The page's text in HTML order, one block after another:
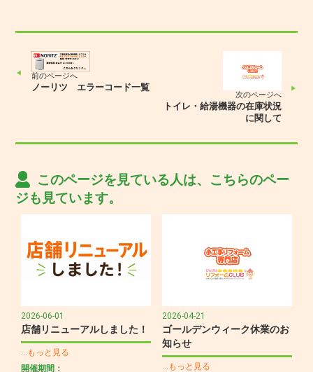
前のページへ
ノーリツ エラーコード一覧
次のページへ
トイレ・給湯機器の在庫状況
に関して
このページを見ている人は、こちらのペー
ジも見ています。
2026-06-01
店舗リニューアルしました！
…もっと見る
開催期間：
2026-04-21
ゴールデンウィーク休業のお
知らせ
…もっと見る